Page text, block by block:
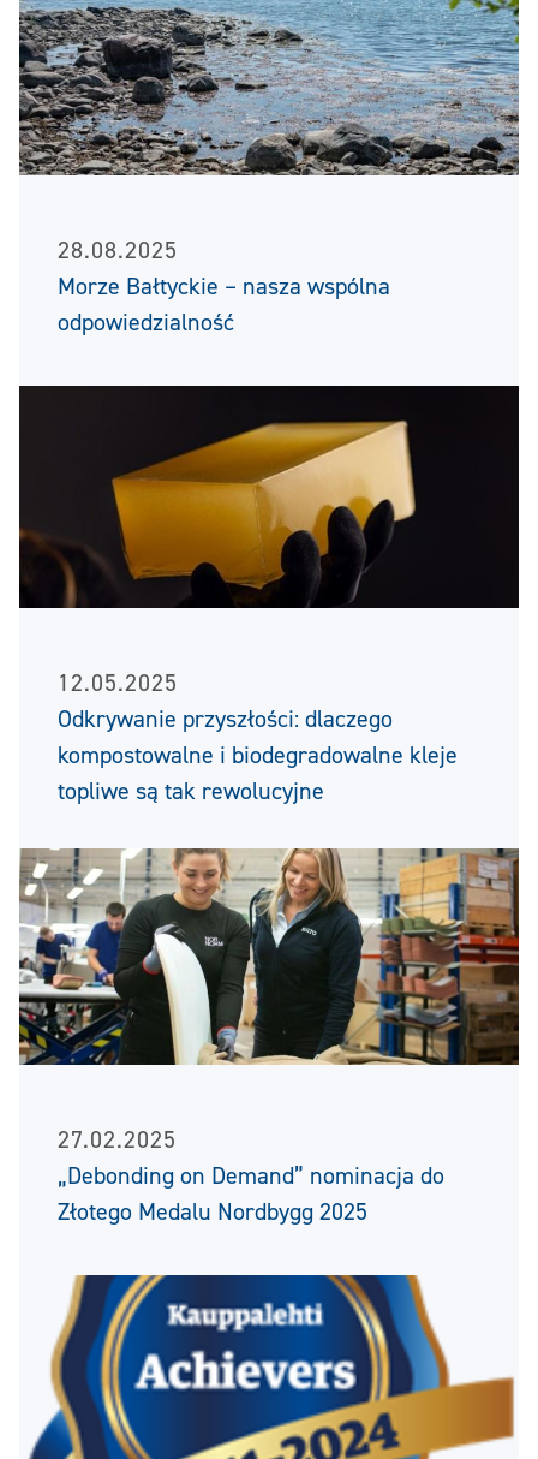
28.08.2025
Morze Bałtyckie – nasza wspólna
odpowiedzialność
12.05.2025
Odkrywanie przyszłości: dlaczego
kompostowalne i biodegradowalne kleje
topliwe są tak rewolucyjne
27.02.2025
„Debonding on Demand” nominacja do
Złotego Medalu Nordbygg 2025